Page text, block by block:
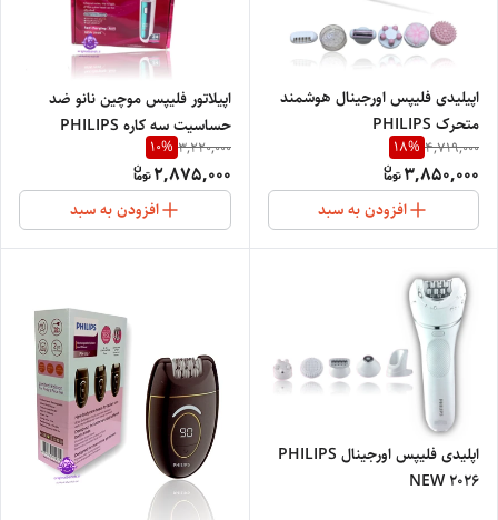
اپیلیدی فلیپس اورجینال هوشمند
متحرک PHILIPS
PROFESSIONAL
NETHERLANDS
4,719,000
18%
3,850,000
افزودن به سبد
اپیلاتور فلیپس موچین نانو ضد
حساسیت سه کاره PHILIPS
PROFESSIONAL
NETHERLANDS1238
3,220,000
10%
2,875,000
افزودن به سبد
اپلیدی فلیپس اورجینال PHILIPS
NEW 2026